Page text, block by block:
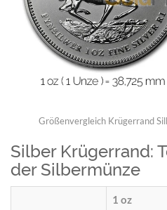
Größenvergleich Krügerrand
Silber Krügerrand:
der Silbermünze
1 oz